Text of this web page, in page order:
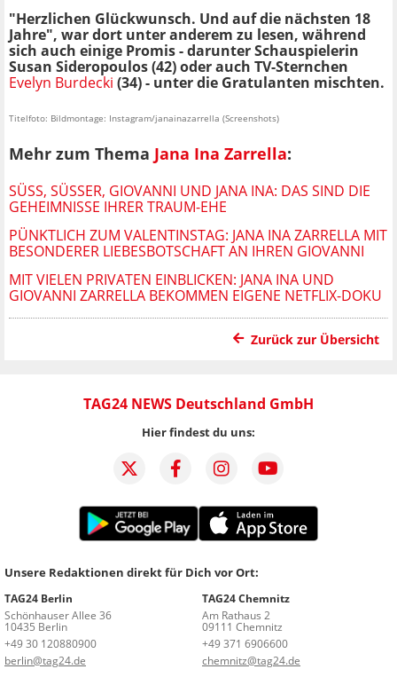
"Herzlichen Glückwunsch. Und auf die nächsten 18
Jahre", war dort unter anderem zu lesen, während
sich auch einige Promis - darunter Schauspielerin
Susan Sideropoulos (42)oder auch TV-Sternchen
Evelyn Burdecki (34) - unter die Gratulanten mischten.
Titelfoto: Bildmontage: Instagram/janainazarrella (Screenshots)
Mehr zum Thema Jana Ina Zarrella:
SÜSS, SÜSSER, GIOVANNI UND JANA INA: DAS SIND DIE GE
HEIMNISSE IHRER TRAUM-EHE
PÜNKTLICH ZUM VALENTINSTAG: JANA INA ZARRELLA MIT
BESONDERER LIEBESBOTSCHAFT AN IHREN GIOVANNI
MIT VIELEN PRIVATEN EINBLICKEN: JANA INA UND
GIOVANNI ZARRELLA BEKOMMEN EIGENE NETFLIX-DOKU
Zurück zur Übersicht
TAG24 NEWS Deutschland GmbH
Hier findest du uns:
Unsere Redaktionen direkt für Dich vor Ort:
TAG24 Berlin
Schönhauser Allee 36
10435 Berlin
+49 30 120880900
berlin@tag24.de
TAG24 Chemnitz
Am Rathaus 2
09111 Chemnitz
+49 371 6906600
chemnitz@tag24.de